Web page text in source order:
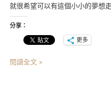
就很希望可以有這個小小的夢想
分享：
更多
閱讀全文 »